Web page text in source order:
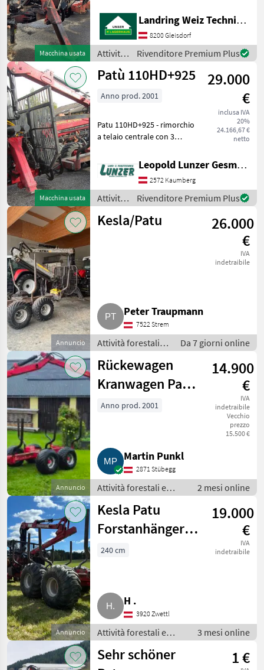
Patu
Palms
BMF
Binderberger
Farmi
Country
Mostra
tutti
44
MARKETPLACE
Marketplace
Offerte dei
rivenditori
Macchina usata
Eigenölversorgung Attività
forestali e lavorazione del
legno Rimorchi
Landring Weiz Technikzentrum Süd
8200 Gleisdorf
Attività
forestali
e
del
Patu
Rivenditore Premium Plus
Macchina usata
Patù 110HD+925
29.000
€
inclusa IVA
20%
24.166,67 €
netto
Anno prod. 2001
Patu 110HD+925 - rimorchio
a telaio centrale con 3
gancio di traino, assali
aria compressa
Leopold Lunzer GesmbH
2572 Kaumberg
Attività
forestali
e
Rivenditore Premium Plus
Annuncio
Kesla/Patu
26.000
€
IVA
indetraibile
Peter Traupmann
7522 Strem
Attività forestali e
lavorazione del
legno / Rimorchi
forestali
Da 7 giorni online
Annuncio
Rückewagen
Kranwagen Patu
100 10 t Wagen
14.900
€
IVA
indetraibile
Vecchio
prezzo
15.500 €
Anno prod. 2001
Martin Punkl
2871 Stübegg
Attività forestali e
lavorazione del legno
/ Rimorchi forestali
2 mesi online
Annuncio
Kesla Patu
Forstanhänger
Patu 100
19.000
€
IVA
indetraibile
240 cm
H .
3920 Zwettl
Attività forestali e
lavorazione del legno
/ Rimorchi forestali
3 mesi online
Sehr schöner
1 €